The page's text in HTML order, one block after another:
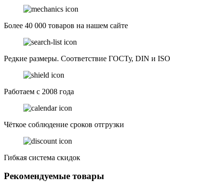
Более 40 000 товаров на нашем сайте
Редкие размеры. Соответствие ГОСТу, DIN и ISO
Работаем с 2008 года
Чёткое соблюдение сроков отгрузки
Гибкая система скидок
Рекомендуемые товары